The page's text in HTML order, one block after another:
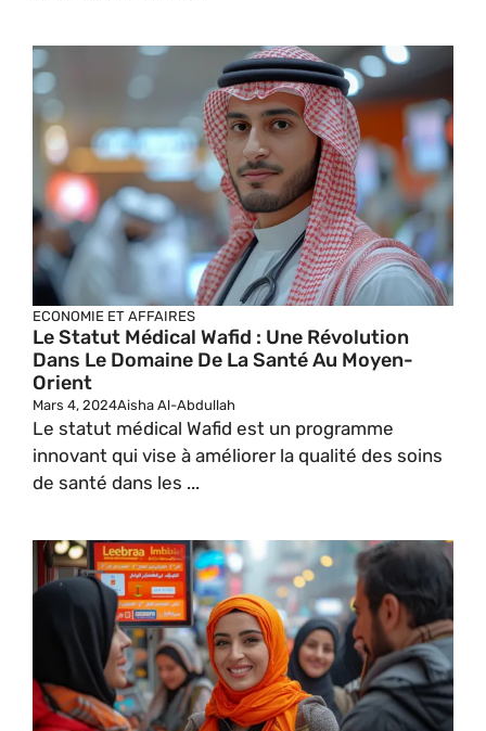
ECONOMIE ET AFFAIRES
Le Statut Médical Wafid : Une Révolution
Dans Le Domaine De La Santé Au Moyen-
Orient
Mars 4, 2024Aisha Al-Abdullah
Le statut médical Wafid est un programme
innovant qui vise à améliorer la qualité des soins
de santé dans les ...